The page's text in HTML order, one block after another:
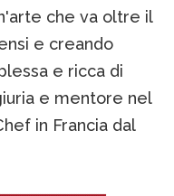
che va oltre il
e creando
e ricca di
e mentore nel
in Francia dal